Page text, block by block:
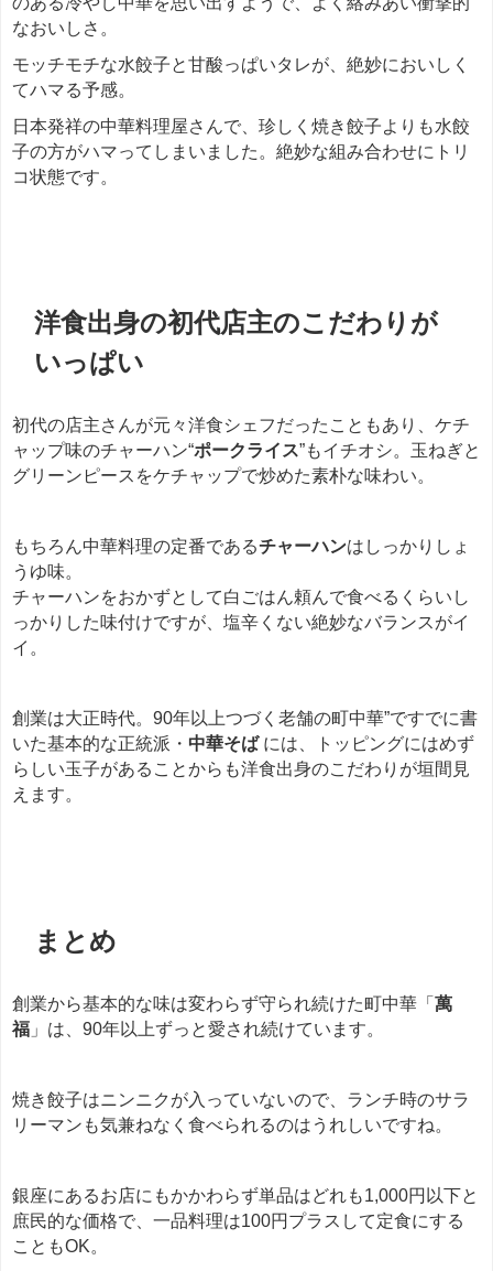
なおいしさ。
モッチモチな水餃子と甘酸っぱいタレが、絶妙においしく
てハマる予感。
日本発祥の中華料理屋さんで、珍しく焼き餃子よりも水餃
子の方がハマってしまいました。絶妙な組み合わせにトリ
コ状態です。
洋食出身の初代店主のこだわりが
いっぱい
初代の店主さんが元々洋食シェフだったこともあり、ケチ
ャップ味のチャーハン“ポークライス”もイチオシ。玉ねぎと
グリーンピースをケチャップで炒めた素朴な味わい。
もちろん中華料理の定番であるチャーハンはしっかりしょ
うゆ味。
チャーハンをおかずとして白ごはん頼んで食べるくらいし
っかりした味付けですが、塩辛くない絶妙なバランスがイ
イ。
創業は大正時代。90年以上つづく老舗の町中華”ですでに書
いた基本的な正統派・ 中華そば には、トッピングにはめず
らしい玉子があることからも洋食出身のこだわりが垣間見
えます。
まとめ
創業から基本的な味は変わらず守られ続けた町中華「 萬
福 」は、90年以上ずっと愛され続けています。
焼き餃子はニンニクが入っていないので、ランチ時のサラ
リーマンも気兼ねなく食べられるのはうれしいですね。
銀座にあるお店にもかかわらず単品はどれも1,000円以下と
庶民的な価格で、一品料理は100円プラスして定食にする
こともOK。